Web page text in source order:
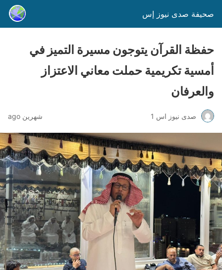
صحيفة صدى نيوز إس
حفظة القرآن يتوجون مسيرة التميز في
أمسية تكريمية حملت معاني الاعتزاز
والعرفان
صدى نيوز اس 1 شهرين ago